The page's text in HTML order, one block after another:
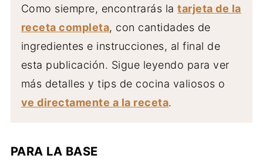
Como siempre, encontrarás latarjeta de la
receta completa, con cantidades de
ingredientes e instrucciones, al final de
esta publicación. Sigue leyendo para ver
más detalles y tips de cocina valiosos o
ve directamente a la receta.
PARA LA BASE